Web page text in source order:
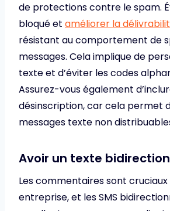
de protections contre le spam.
bloqué et améliorer la
résistant au comportement de
messages. Cela implique de
texte et d’éviter les codes
Assurez-vous également
désinscription, car cela permet
messages texte non
Avoir un texte
Les commentaires sont
entreprise, et les SMS